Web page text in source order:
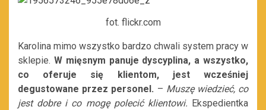
fot. flickr.com
Karolina mimo wszystko bardzo chwali system pracy w
sklepie. W mięsnym panuje dyscyplina, a wszystko,
co oferuje się klientom, jest wcześniej
degustowane przez personel. – Muszę wiedzieć, co
jest dobre i co mogę polecić klientowi. Ekspedientka